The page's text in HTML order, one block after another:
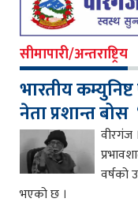
सीमापारी/अन्तराष्ट्रिय
भारतीय
नेता प्रशान्त
वीरगंज
वर्षको
भएको छ ।